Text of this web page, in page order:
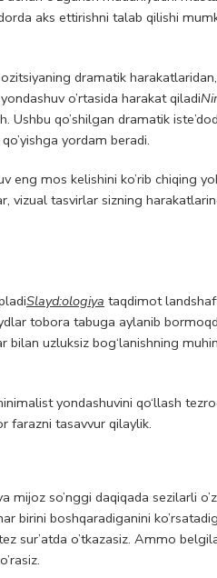
aks ettirishni talab qilishi
dramatik
o’rtasida harakat qiladi
qo’shilgan dramatik
yordam beradi.
mos kelishini ko’rib chiqing
tasvirlar sizning
Slayd:ologiya taqdimot
tobora tabuga aylanib
uzluksiz bog‘lanishning
yondashuvini qo‘llash
farazni tasavvur qilaylik.
so’nggi daqiqada sezilarli
birini boshqaradiganini
sur’atda o’tkazasiz. Ammo